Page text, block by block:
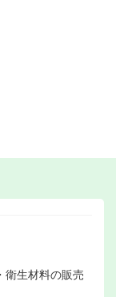
衛生材料の販売